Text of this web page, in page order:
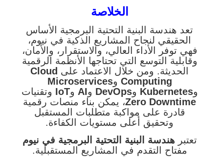
الخلاصة
تعد هندسة البنية التحتية البرمجية الأساس
الحقيقي لنجاح المشاريع الذكية في نيوم،
فهي توفر الأداء العالي، والاستقرار، والأمان،
وقابلية التوسع التي تحتاجها الأنظمة الرقمية
الحديثة. ومن خلال الاعتماد على Cloud
Computing وMicroservices
وKubernetes وDevOps وAI وIoT وتقنيات
Zero Downtime، يمكن بناء منصات رقمية
قادرة على مواكبة متطلبات المستقبل
وتحقيق أعلى مستويات الكفاءة.
تعتبرهندسة البنية التحتية البرمجية في نيوم
مفتاح التقدم في المشاريع المستقبلية.